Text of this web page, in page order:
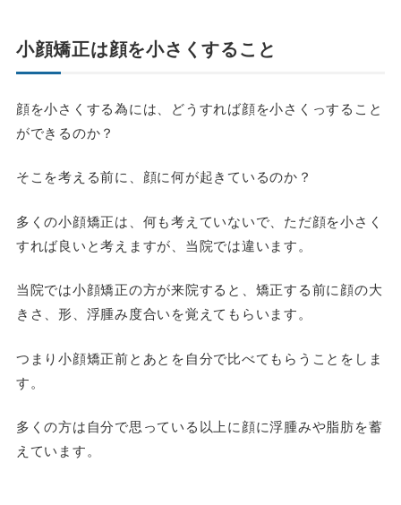
小顔矯正は顔を小さくすること
顔を小さくする為には、どうすれば顔を小さくっすること
ができるのか？
そこを考える前に、顔に何が起きているのか？
多くの小顔矯正は、何も考えていないで、ただ顔を小さく
すれば良いと考えますが、当院では違います。
当院では小顔矯正の方が来院すると、矯正する前に顔の大
きさ、形、浮腫み度合いを覚えてもらいます。
つまり小顔矯正前とあとを自分で比べてもらうことをしま
す。
多くの方は自分で思っている以上に顔に浮腫みや脂肪を蓄
えています。